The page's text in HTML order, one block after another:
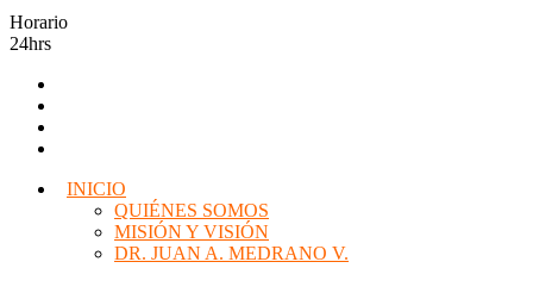
Horario
24hrs
INICIO
QUIÉNES SOMOS
MISIÓN Y VISIÓN
DR. JUAN A. MEDRANO V.